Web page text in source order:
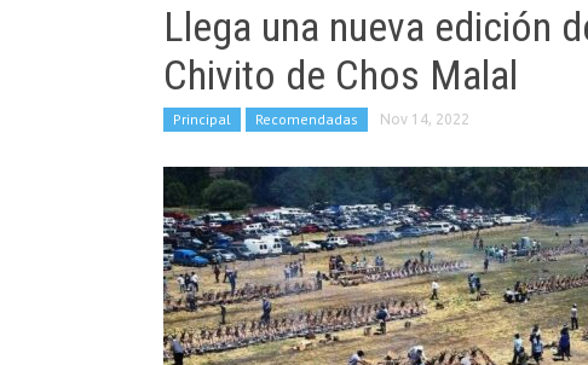
Llega una nueva edición
Chivito de Chos Malal
Principal Recomendadas Nov 14, 2022